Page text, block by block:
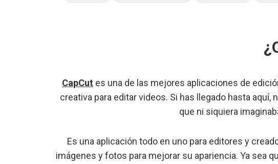
CapCut es una de las mejores aplicaciones de
creativa para editar videos. Si has llegado hasta aquí,
que ni siquiera
Es una aplicación todo en uno para editores y
imágenes y fotos para mejorar su apariencia. Ya sea